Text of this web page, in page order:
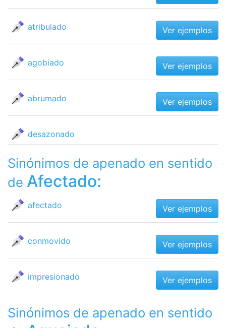
atribulado Ver ejemplos
agobiado Ver ejemplos
abrumado Ver ejemplos
desazonado
Sinónimos de apenado en sentido
de Afectado:
afectado Ver ejemplos
conmovido Ver ejemplos
impresionado Ver ejemplos
Sinónimos de apenado en sentido